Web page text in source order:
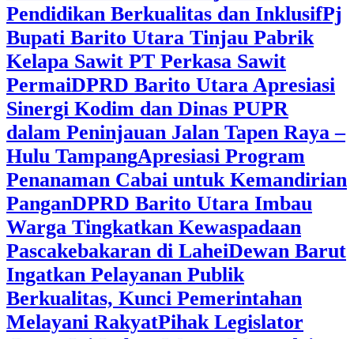
Pendidikan Berkualitas dan InklusifPj
Bupati Barito Utara Tinjau Pabrik
Kelapa Sawit PT Perkasa Sawit
PermaiDPRD Barito Utara Apresiasi
Sinergi Kodim dan Dinas PUPR
dalam Peninjauan Jalan Tapen Raya –
Hulu TampangApresiasi Program
Penanaman Cabai untuk Kemandirian
PanganDPRD Barito Utara Imbau
Warga Tingkatkan Kewaspadaan
Pascakebakaran di LaheiDewan Barut
Ingatkan Pelayanan Publik
Berkualitas, Kunci Pemerintahan
Melayani RakyatPihak Legislator